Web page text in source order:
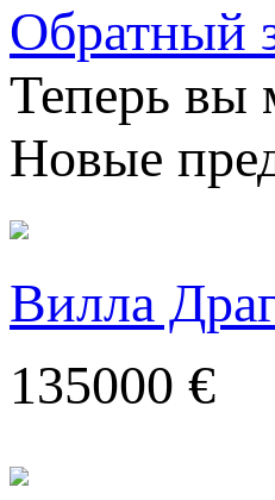
Обратный
Теперь вы
Новые
Вилла
135000 €